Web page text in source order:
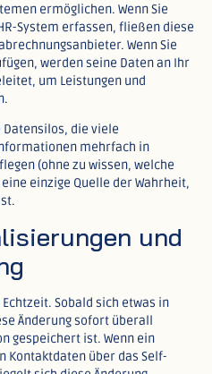
ermöglichen. Wenn Sie
System erfassen, fließen diese
Wenn Sie
werden seine Daten an Ihr
um Leistungen und
die viele
mehrfach in
(ohne zu wissen, welche
einzige Quelle der Wahrheit,
und
Sobald sich etwas in
Änderung sofort überall
gespeichert ist. Wenn ein
über das Self-